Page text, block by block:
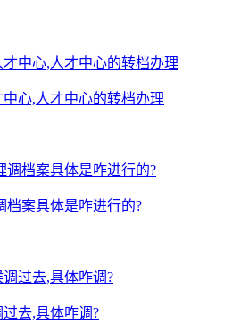
心,人才中心的转档办理
档案具体是咋进行的?
去,具体咋调?